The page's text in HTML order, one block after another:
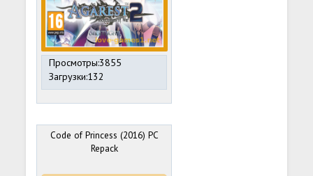
Просмотры:3855
Загрузки:132
Code of Princess (2016) PC
Repack